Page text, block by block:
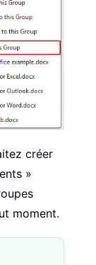
créer
»
moment.